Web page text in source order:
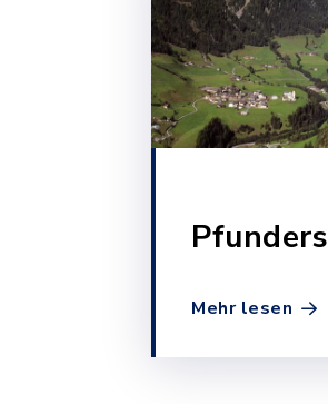
Pfunders
Mehr lesen